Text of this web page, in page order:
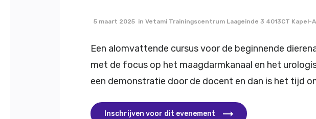
5 maart 2025 in Vetami Trainingscentrum Laageinde 3 4013CT Kapel-
Een alomvattende cursus voor de beginnende
met de focus op het maagdarmkanaal en het
een demonstratie door de docent en dan is het tijd
Inschrijven voor dit evenement